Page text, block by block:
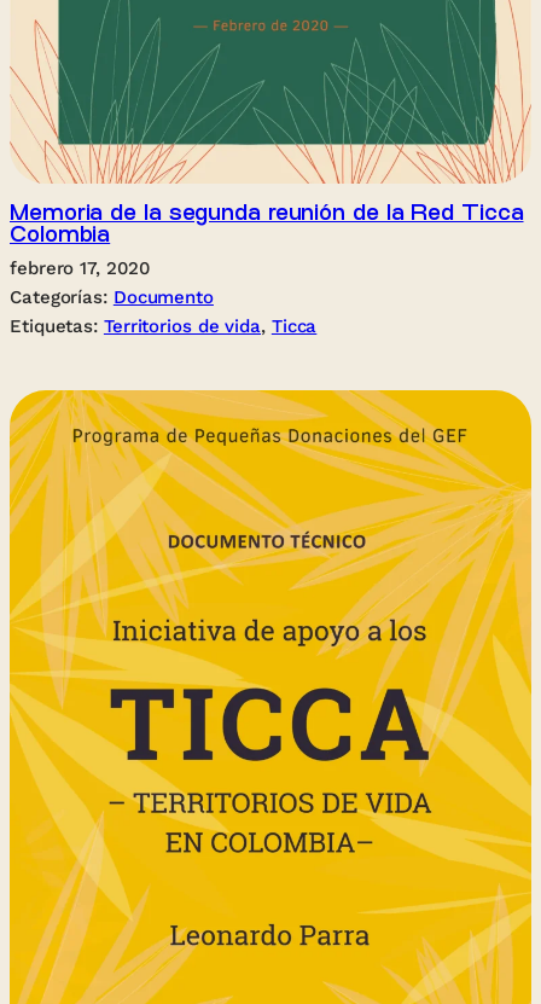
Memoria de la segunda reunión de la Red Ticca
Colombia
febrero 17, 2020
Categorías: Documento
Etiquetas: Territorios de vida, Ticca